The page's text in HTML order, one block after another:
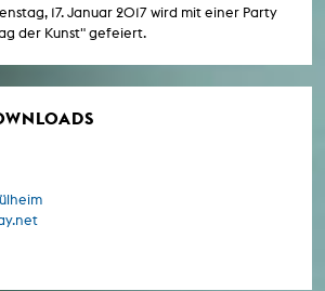
17. Januar 2017 wird mit einer Party
der Kunst" gefeiert.